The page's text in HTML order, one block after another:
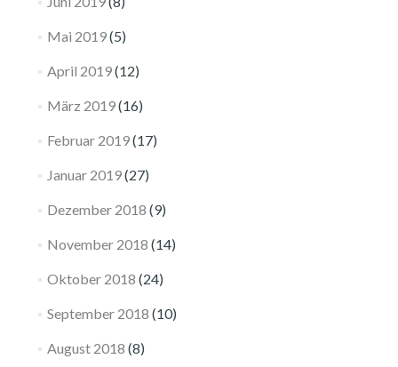
Mai 2019(5)
April 2019(12)
März 2019(16)
Februar 2019(17)
Januar 2019(27)
Dezember 2018 (9)
November 2018 (14)
Oktober 2018 (24)
September 2018 (10)
August 2018 (8)